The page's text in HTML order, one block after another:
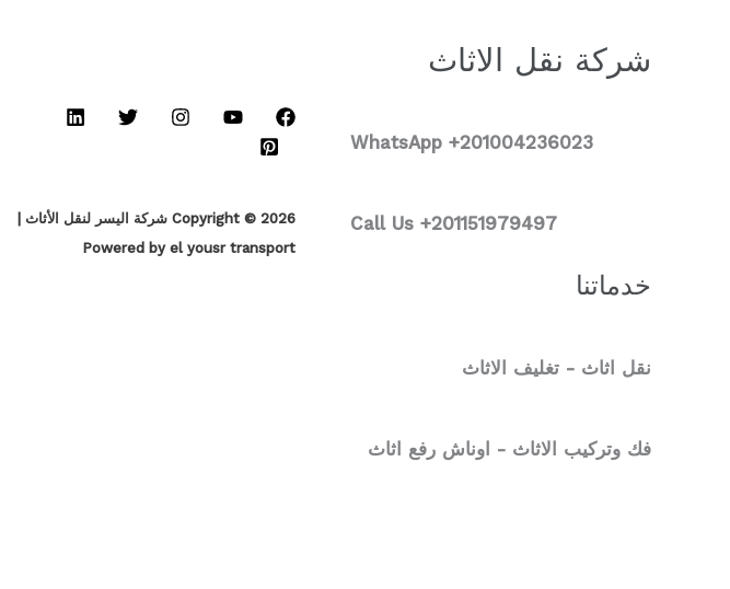
شركة نقل الاثاث
WhatsApp +201004236023
Call Us +201151979497
خدماتنا
نقل اثاث - تغليف الاثاث
فك وتركيب الاثاث - اوناش رفع اثاث
Copyright © 2026 شركة اليسر لنقل الأثاث |
Powered by el yousr transport